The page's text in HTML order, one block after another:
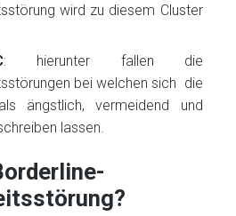
wird zu diesem Cluster
: hierunter fallen die
bei welchen sich die
ängstlich, vermeidend und
lassen.